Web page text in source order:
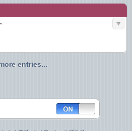
entries...